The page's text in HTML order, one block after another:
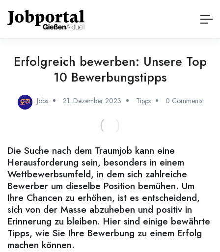
Erfolgreich bewerben: Unsere Top
10 Bewerbungstipps
Jobs 21. Dezember 2023 Tipps 0 Comments
Die Suche nach dem Traumjob kann eine
Herausforderung sein, besonders in einem
Wettbewerbsumfeld, in dem sich zahlreiche
Bewerber um dieselbe Position bemühen. Um
Ihre Chancen zu erhöhen, ist es entscheidend,
sich von der Masse abzuheben und positiv in
Erinnerung zu bleiben. Hier sind einige bewährte
Tipps, wie Sie Ihre Bewerbung zu einem Erfolg
machen können.